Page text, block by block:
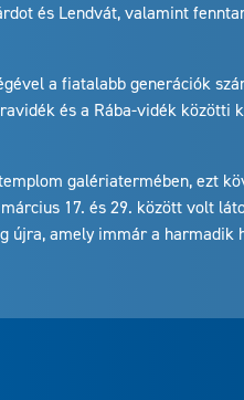
és Lendvát, valamint
a fiatalabb generációk
és a Rába-vidék közötti
galériatermében, ezt
17. és 29. között volt
újra, amely immár a harmadik